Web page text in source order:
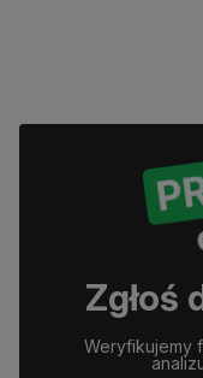
Zgłoś
Weryfikujemy